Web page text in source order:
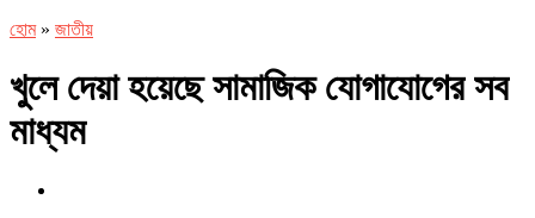
হোম» জাতীয়
খুলে দেয়া হয়েছে সামাজিক যোগাযোগের সব
মাধ্যম